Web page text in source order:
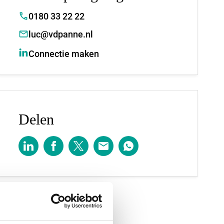
0180 33 22 22
luc@vdpanne.nl
Connectie maken
Delen